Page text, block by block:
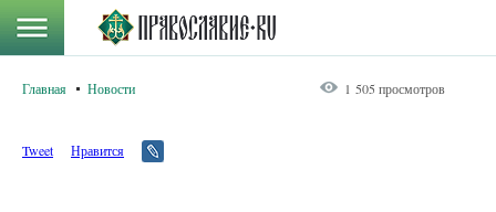
Главная Новости 1 505 просмотров
Tweet Нравится